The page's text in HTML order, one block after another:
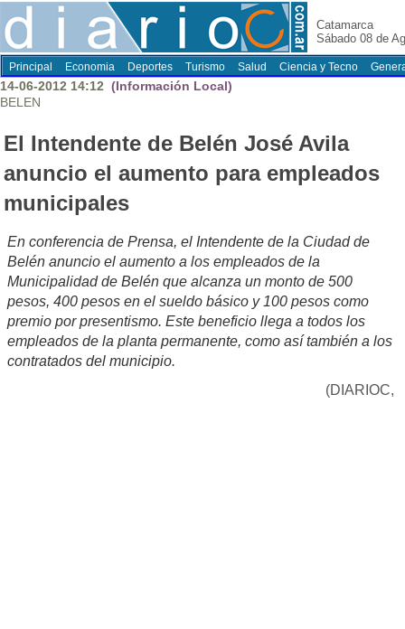
Catamarca
Sábado 08 de
Principal Economia Deportes Turismo Salud Ciencia y Tecno
14-06-2012 14:12 (Información Local)
BELEN
El Intendente de Belén José Avila
anuncio el aumento para empleados
municipales
En conferencia de Prensa, el Intendente de la Ciudad de
Belén anuncio el aumento a los empleados de la
Municipalidad de Belén que alcanza un monto de 500
pesos, 400 pesos en el sueldo básico y 100 pesos como
premio por presentismo. Este beneficio llega a todos los
empleados de la planta permanente, como así también a los
contratados del municipio.
(DIARIOC,